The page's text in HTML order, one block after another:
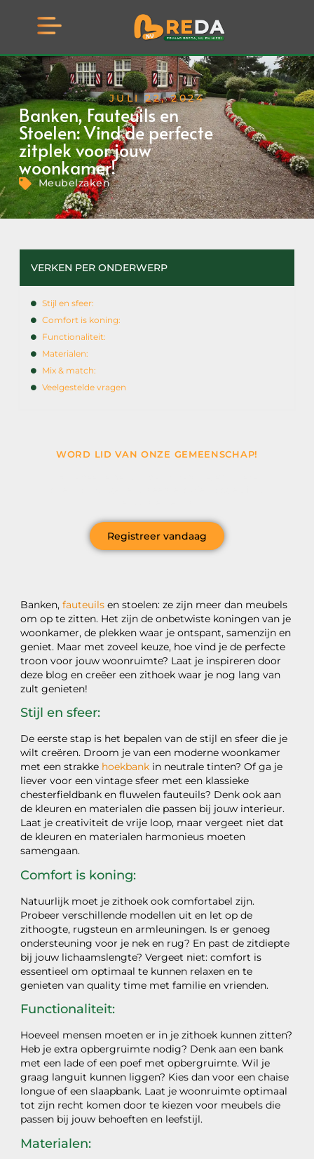
JULI 22, 2024
Banken, Fauteuils en
Stoelen: Vind de perfecte
zitplek voor jouw
woonkamer!
Meubelzaken
Banken,fauteuils en stoelen: ze zijn meer dan meubels
om op te zitten. Het zijn de onbetwiste koningen van je
woonkamer, de plekken waar je ontspant, samenzijn en
geniet. Maar met zoveel keuze, hoe vind je de perfecte
troon voor jouw woonruimte? Laat je inspireren door
deze blog en creëer een zithoek waar je nog lang van
zult genieten!
Stijl en sfeer:
De eerste stap is het bepalen van de stijl en sfeer die je
wilt creëren. Droom je van een moderne woonkamer
met een strakke hoekbank in neutrale tinten? Of ga je
liever voor een vintage sfeer met een klassieke
chesterfieldbank en fluwelen fauteuils? Denk ook aan
de kleuren en materialen die passen bij jouw interieur.
Laat je creativiteit de vrije loop, maar vergeet niet dat
de kleuren en materialen harmonieus moeten
samengaan.
Comfort is koning:
Natuurlijk moet je zithoek ook comfortabel zijn.
Probeer verschillende modellen uit en let op de
zithoogte, rugsteun en armleuningen. Is er genoeg
ondersteuning voor je nek en rug? En past de zitdiepte
bij jouw lichaamslengte? Vergeet niet: comfort is
essentieel om optimaal te kunnen relaxen en te
genieten van quality time met familie en vrienden.
Functionaliteit:
Hoeveel mensen moeten er in je zithoek kunnen zitten?
Heb je extra opbergruimte nodig? Denk aan een bank
met een lade of een poef met opbergruimte. Wil je
graag languit kunnen liggen? Kies dan voor een chaise
longue of een slaapbank. Laat je woonruimte optimaal
tot zijn recht komen door te kiezen voor meubels die
passen bij jouw behoeften en leefstijl.
Materialen:
VERKEN PER ONDERWERP
Stijl en sfeer:
Comfort is koning:
Functionaliteit:
Materialen:
Mix & match:
Veelgestelde vragen
WORD LID VAN ONZE GEMEENSCHAP!
Registreer vandaag